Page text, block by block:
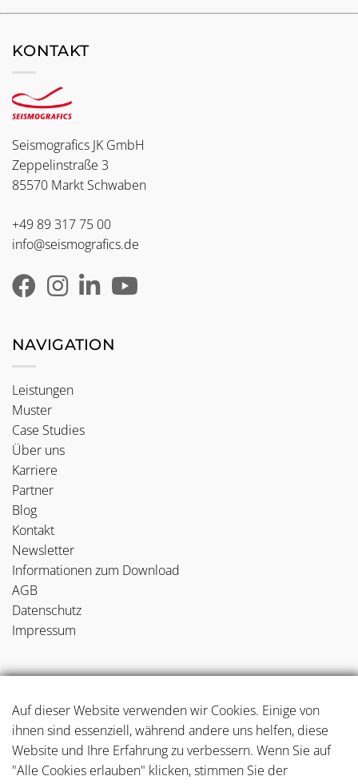
KONTAKT
Seismografics JK GmbH
Zeppelinstraße 3
85570 Markt Schwaben
+49 89 317 75 00
info@seismografics.de
NAVIGATION
Leistungen
Muster
Case Studies
Über uns
Karriere
Partner
Blog
Kontakt
Newsletter
Informationen zum Download
AGB
Datenschutz
Impressum
Case Study: Haptische Kosmetikverpackungen mit Soft-
Touch-Veredelung
Auf dieser Website verwenden wir Cookies. Einige von
ihnen sind essenziell, während andere uns helfen, diese
Website und Ihre Erfahrung zu verbessern. Wenn Sie auf
"Alle Cookies erlauben" klicken, stimmen Sie der